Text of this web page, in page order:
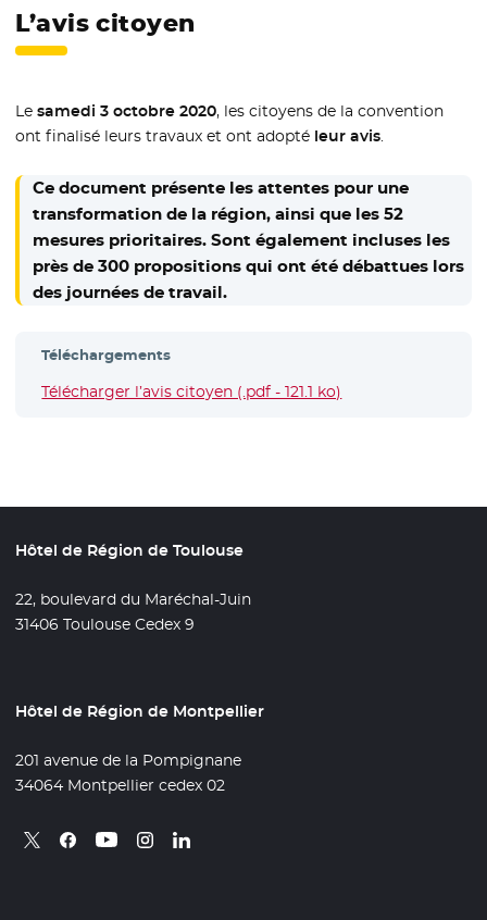
L’avis citoyen
Lesamedi 3 octobre 2020, les citoyens de la convention
ont finalisé leurs travaux et ont adopté leur avis
Ce document présente les attentes pour une
transformation de la région, ainsi que les 52
mesures prioritaires. Sont également incluses les
près de 300 propositions qui ont été débattues lors
des journées de travail.
Téléchargements
Télécharger l’avis citoyen (.pdf - 121.1 ko)
Hôtel de Région de Toulouse
22, boulevard du Maréchal-Juin
31406 Toulouse Cedex 9
Hôtel de Région de Montpellier
201 avenue de la Pompignane
34064 Montpellier cedex 02
Retrouvez nous sur X
- Nouvelle fenêtre
Retrouvez nous sur Facebook
- Nouvelle fenêtre
Retrouvez nous sur Youtube
- Nouvelle fenêtre
Retrouvez nous sur Instagram
- Nouvelle fenêtre
Retrouvez nous sur Linkedin
- Nouvelle fenêtre